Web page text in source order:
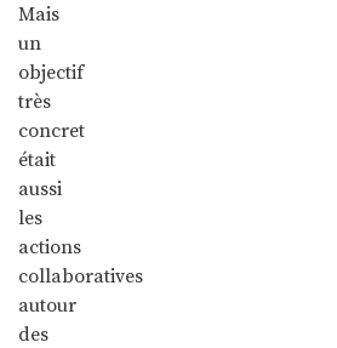
Mais
un
objectif
très
concret
était
aussi
les
actions
collaboratives
autour
des